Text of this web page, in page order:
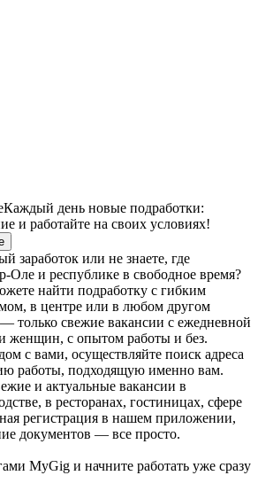
Каждый день новые подработки:
и работайте на своих условиях!
заработок или не знаете, где
Оле и республике в свободное время?
найти подработку с гибким
в центре или в любом другом
только свежие вакансии с ежедневной
женщин, с опытом работы и без.
с вами, осуществляйте поиск адреса
работы, подходящую именно вам.
и актуальные вакансии в
в ресторанах, гостиницах, сфере
регистрация в нашем приложении,
документов — все просто.
MyGig и начните работать уже сразу